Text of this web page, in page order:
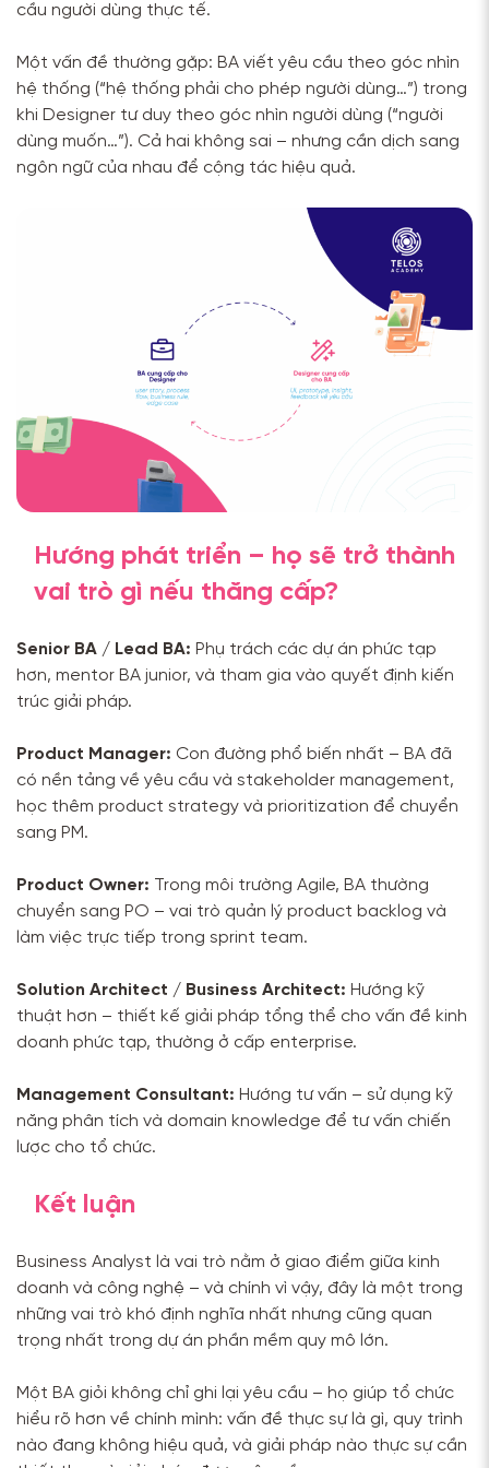
cầu người dùng thực tế.
Một vấn đề thường gặp: BA viết yêu cầu theo góc nhìn
hệ thống (“hệ thống phải cho phép người dùng…”) trong
khi Designer tư duy theo góc nhìn người dùng (“người
dùng muốn…”). Cả hai không sai – nhưng cần dịch sang
ngôn ngữ của nhau để cộng tác hiệu quả.
Hướng phát triển – họ sẽ trở thành
vai trò gì nếu thăng cấp?
Senior BA / Lead BA: Phụ trách các dự án phức tạp
hơn, mentor BA junior, và tham gia vào quyết định kiến
trúc giải pháp.
Product Manager: Con đường phổ biến nhất – BA đã
có nền tảng về yêu cầu và stakeholder management,
học thêm product strategy và prioritization để chuyển
sang PM.
Product Owner: Trong môi trường Agile, BA thường
chuyển sang PO – vai trò quản lý product backlog và
làm việc trực tiếp trong sprint team.
Solution Architect / Business Architect: Hướng kỹ
thuật hơn – thiết kế giải pháp tổng thể cho vấn đề kinh
doanh phức tạp, thường ở cấp enterprise.
Management Consultant: Hướng tư vấn – sử dụng kỹ
năng phân tích và domain knowledge để tư vấn chiến
lược cho tổ chức.
Kết luận
Business Analyst là vai trò nằm ở giao điểm giữa kinh
doanh và công nghệ – và chính vì vậy, đây là một trong
những vai trò khó định nghĩa nhất nhưng cũng quan
trọng nhất trong dự án phần mềm quy mô lớn.
Một BA giỏi không chỉ ghi lại yêu cầu – họ giúp tổ chức
hiểu rõ hơn về chính mình: vấn đề thực sự là gì, quy trình
nào đang không hiệu quả, và giải pháp nào thực sự cần